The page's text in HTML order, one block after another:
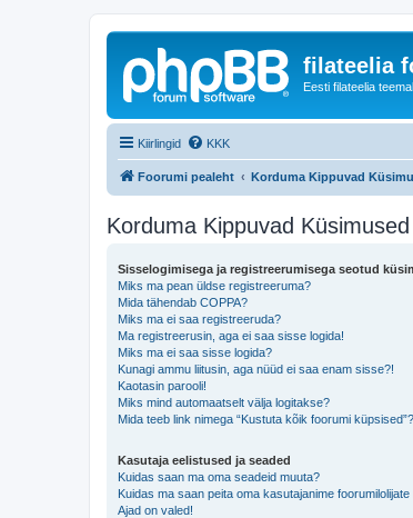
filateelia
Eesti filateelia
Kiirlingid KKK
Foorumi pealeht Korduma Kippuvad
Korduma Kippuvad Küsimused
Sisselogimisega ja registreerumisega seotud
Miks ma pean üldse registreeruma?
Mida tähendab COPPA?
Miks ma ei saa registreeruda?
Ma registreerusin, aga ei saa sisse logida!
Miks ma ei saa sisse logida?
Kunagi ammu liitusin, aga nüüd ei saa enam sisse?!
Kaotasin parooli!
Miks mind automaatselt välja logitakse?
Mida teeb link nimega “Kustuta kõik foorumi küpsised”?
Kasutaja eelistused ja seaded
Kuidas saan ma oma seadeid muuta?
Kuidas ma saan peita oma kasutajanime
Ajad on valed!